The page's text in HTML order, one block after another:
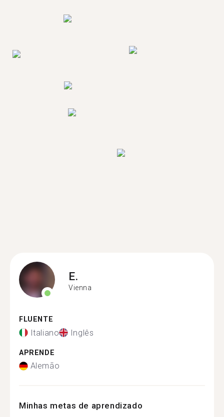
E.
Vienna
FLUENTE
Italiano Inglês
APRENDE
Alemão
Minhas metas de aprendizado